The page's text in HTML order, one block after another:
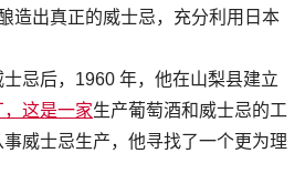
造出真正的威士忌，充分利用日本
忌后，1960 年，他在山梨县建立
这是一家生产葡萄酒和威士忌的工
威士忌生产，他寻找了一个更为理